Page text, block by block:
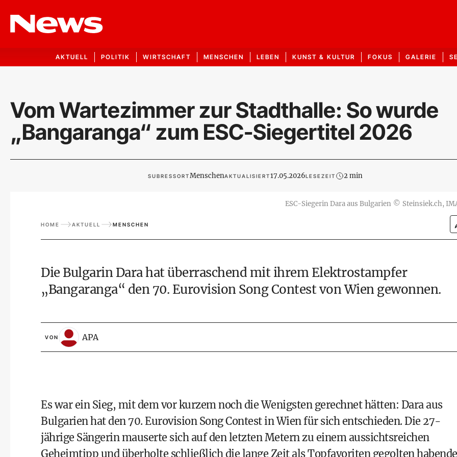
AKTUELL POLITIK WIRTSCHAFT MENSCHEN LEBEN KUNST & KULTUR FOKUS GALERIE
Vom Wartezimmer zur Stadthalle: So wurde
„Bangaranga“ zum ESC-Siegertitel 2026
SUBRESSORTMenschenAKTUALISIERT17.05.2026LESEZEIT 2 min
ESC-Siegerin Dara aus Bulgarien © Steinsiek.ch,
HOME AKTUELL MENSCHEN
Die Bulgarin Dara hat überraschend mit ihrem Elektrostampfer
„Bangaranga“ den 70. Eurovision Song Contest von Wien gewonnen.
VON APA
Es war ein Sieg, mit dem vor kurzem noch die Wenigsten gerechnet hätten: Dara aus
Bulgarien hat den 70. Eurovision Song Contest in Wien für sich entschieden. Die 27-
jährige Sängerin mauserte sich auf den letzten Metern zu einem aussichtsreichen
Geheimtipp und überholte schließlich die lange Zeit als Topfavoriten gegolten